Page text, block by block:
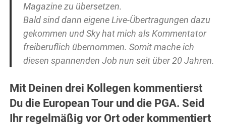
Magazine zu übersetzen.
Bald sind dann eigene Live-Übertragungen dazu
gekommen und Sky hat mich als Kommentator
freiberuflich übernommen. Somit mache ich
diesen spannenden Job nun seit über 20 Jahren.
Mit Deinen drei Kollegen kommentierst
Du die European Tour und die PGA. Seid
Ihr regelmäßig vor Ort oder kommentiert